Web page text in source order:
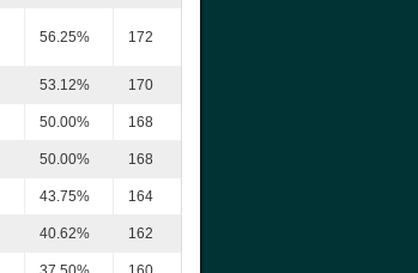
56.25% 172
53.12% 170
50.00% 168
50.00% 168
43.75% 164
40.62% 162